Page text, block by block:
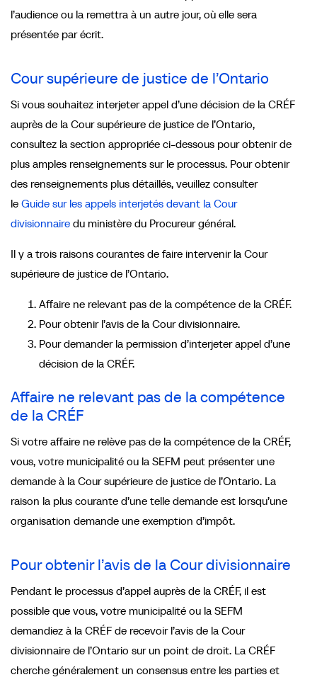
l’audience ou la remettra à un autre jour, où elle sera
présentée par écrit.
Cour supérieure de justice de l’Ontario
Si vous souhaitez interjeter appel d’une décision de la CRÉF
auprès de la Cour supérieure de justice de l’Ontario,
consultez la section appropriée ci-dessous pour obtenir de
plus amples renseignements sur le processus. Pour obtenir
des renseignements plus détaillés, veuillez consulter
le Guide sur les appels interjetés devant la Cour
divisionnaire du ministère du Procureur général.
Il y a trois raisons courantes de faire intervenir la Cour
supérieure de justice de l’Ontario.
Affaire ne relevant pas de la compétence de la CRÉF.
Pour obtenir l’avis de la Cour divisionnaire.
Pour demander la permission d’interjeter appel d’une
décision de la CRÉF.
Affaire ne relevant pas de la compétence
de la CRÉF
Si votre affaire ne relève pas de la compétence de la CRÉF,
vous, votre municipalité ou la SEFM peut présenter une
demande à la Cour supérieure de justice de l’Ontario. La
raison la plus courante d’une telle demande est lorsqu’une
organisation demande une exemption d’impôt.
Pour obtenir l’avis de la Cour divisionnaire
Pendant le processus d’appel auprès de la CRÉF, il est
possible que vous, votre municipalité ou la SEFM
demandiez à la CRÉF de recevoir l’avis de la Cour
divisionnaire de l’Ontario sur un point de droit. La CRÉF
cherche généralement un consensus entre les parties et